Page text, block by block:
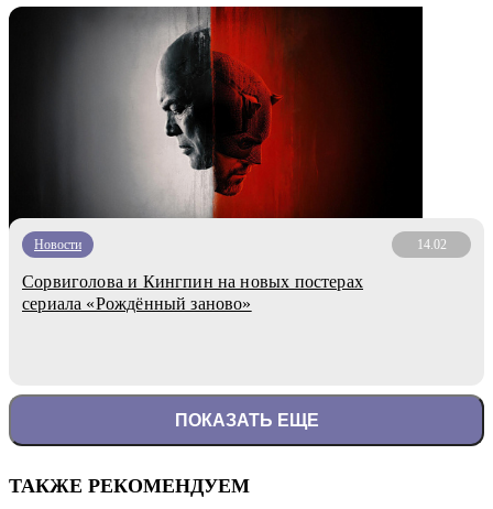
Новости 14.02
Сорвиголова и Кингпин на новых постерах
сериала «Рождённый заново»
ПОКАЗАТЬ ЕЩЕ
ТАКЖЕ РЕКОМЕНДУЕМ